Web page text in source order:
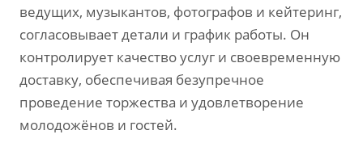
ведущих‚ музыкантов‚ фотографов и кейтеринг‚
согласовывает детали и график работы. Он
контролирует качество услуг и своевременную
доставку‚ обеспечивая безупречное
проведение торжества и удовлетворение
молодожёнов и гостей.